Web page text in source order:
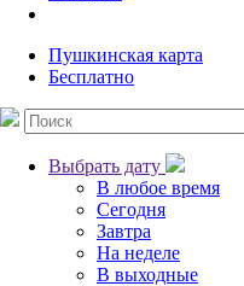
Пушкинская карта
Бесплатно
Выбрать дату
В любое время
Сегодня
Завтра
На неделе
В выходные